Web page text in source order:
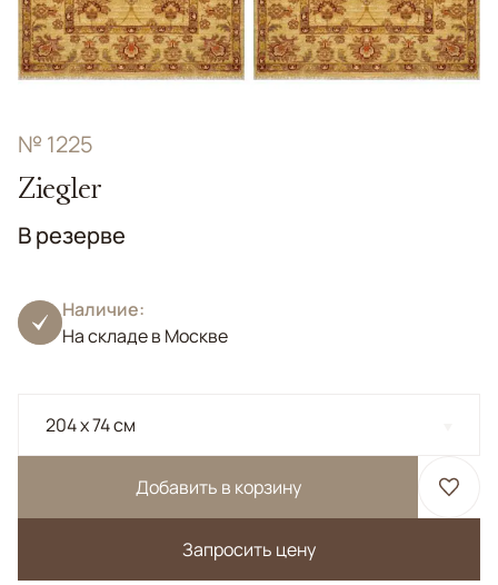
№ 1225
Ziegler
В резерве
Наличие:
На складе в Москве
204 x 74 см
Добавить в корзину
Запросить цену